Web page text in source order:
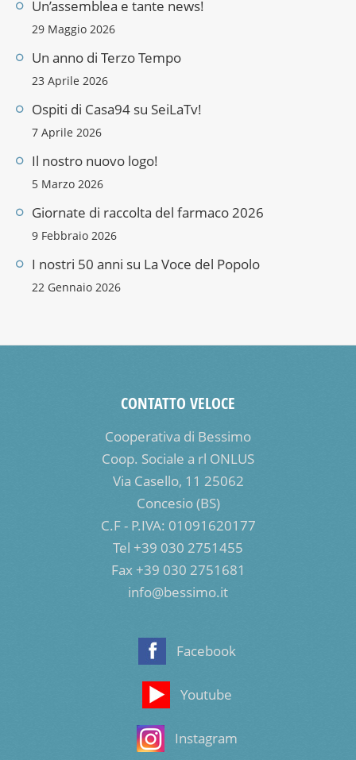
Un’assemblea e tante news!
29 Maggio 2026
Un anno di Terzo Tempo
23 Aprile 2026
Ospiti di Casa94 su SeiLaTv!
7 Aprile 2026
Il nostro nuovo logo!
5 Marzo 2026
Giornate di raccolta del farmaco 2026
9 Febbraio 2026
I nostri 50 anni su La Voce del Popolo
22 Gennaio 2026
CONTATTO VELOCE
Cooperativa di Bessimo
Coop. Sociale a rl ONLUS
Via Casello, 11 25062
Concesio (BS)
C.F - P.IVA: 01091620177
Tel +39 030 2751455
Fax +39 030 2751681
info@bessimo.it
Facebook
Youtube
Instagram